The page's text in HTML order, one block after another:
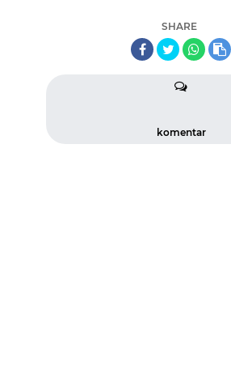
SHARE
komentar